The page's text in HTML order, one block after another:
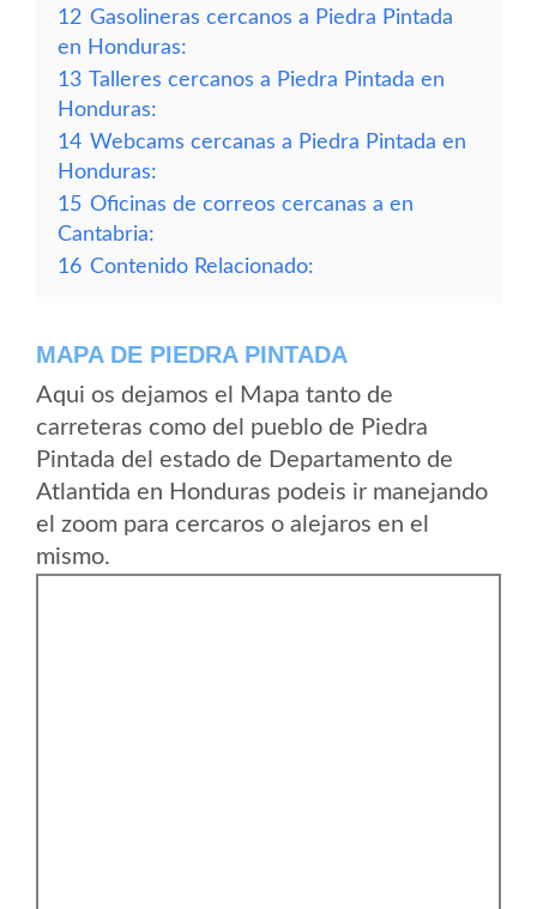
12 Gasolineras cercanos a Piedra Pintada
en Honduras:
13 Talleres cercanos a Piedra Pintada en
Honduras:
14 Webcams cercanas a Piedra Pintada en
Honduras:
15 Oficinas de correos cercanas a en
Cantabria:
16 Contenido Relacionado:
MAPA DE PIEDRA PINTADA
Aqui os dejamos el Mapa tanto de
carreteras como del pueblo de Piedra
Pintada del estado de Departamento de
Atlantida en Honduras podeis ir manejando
el zoom para cercaros o alejaros en el
mismo.